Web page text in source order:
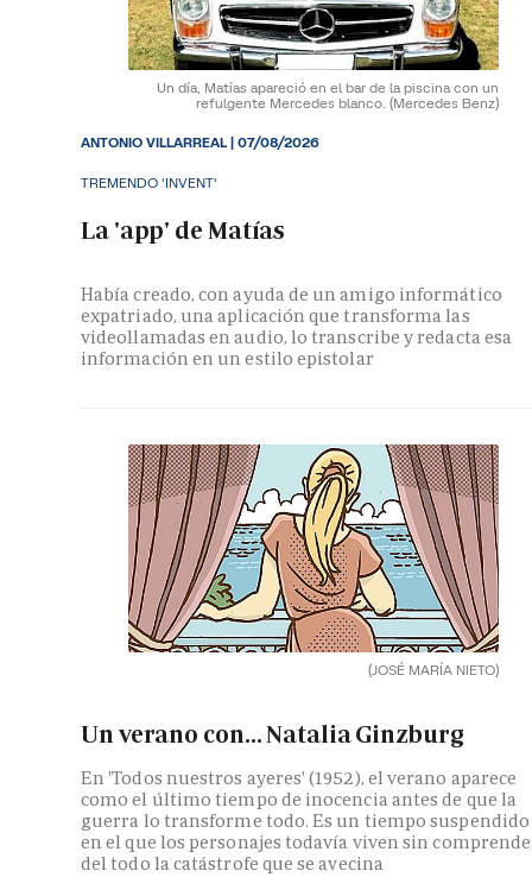
Un día, Matías apareció en el bar de la piscina con un
refulgente Mercedes blanco. (Mercedes Benz)
TREMENDO 'INVENT'
La 'app' de Matías
Había creado, con ayuda de un amigo informático
expatriado, una aplicación que transforma las
videollamadas en audio, lo transcribe y redacta esa
información en un estilo epistolar
ANTONIO VILLARREAL|07/08/2026
(JOSÉ MARÍA NIETO)
Un verano con... Natalia Ginzburg
En 'Todos nuestros ayeres' (1952), el verano aparece
como el último tiempo de inocencia antes de que la
guerra lo transforme todo. Es un tiempo suspendido
en el que los personajes todavía viven sin
del todo la catástrofe que se avecina